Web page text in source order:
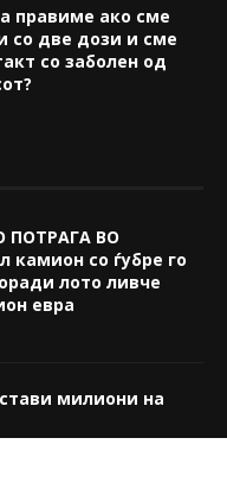
правиме ако сме
со две дози и сме
со заболен од
ПОТРАГА ВО
камион со ѓубре го
лото ливче
евра
милиони на